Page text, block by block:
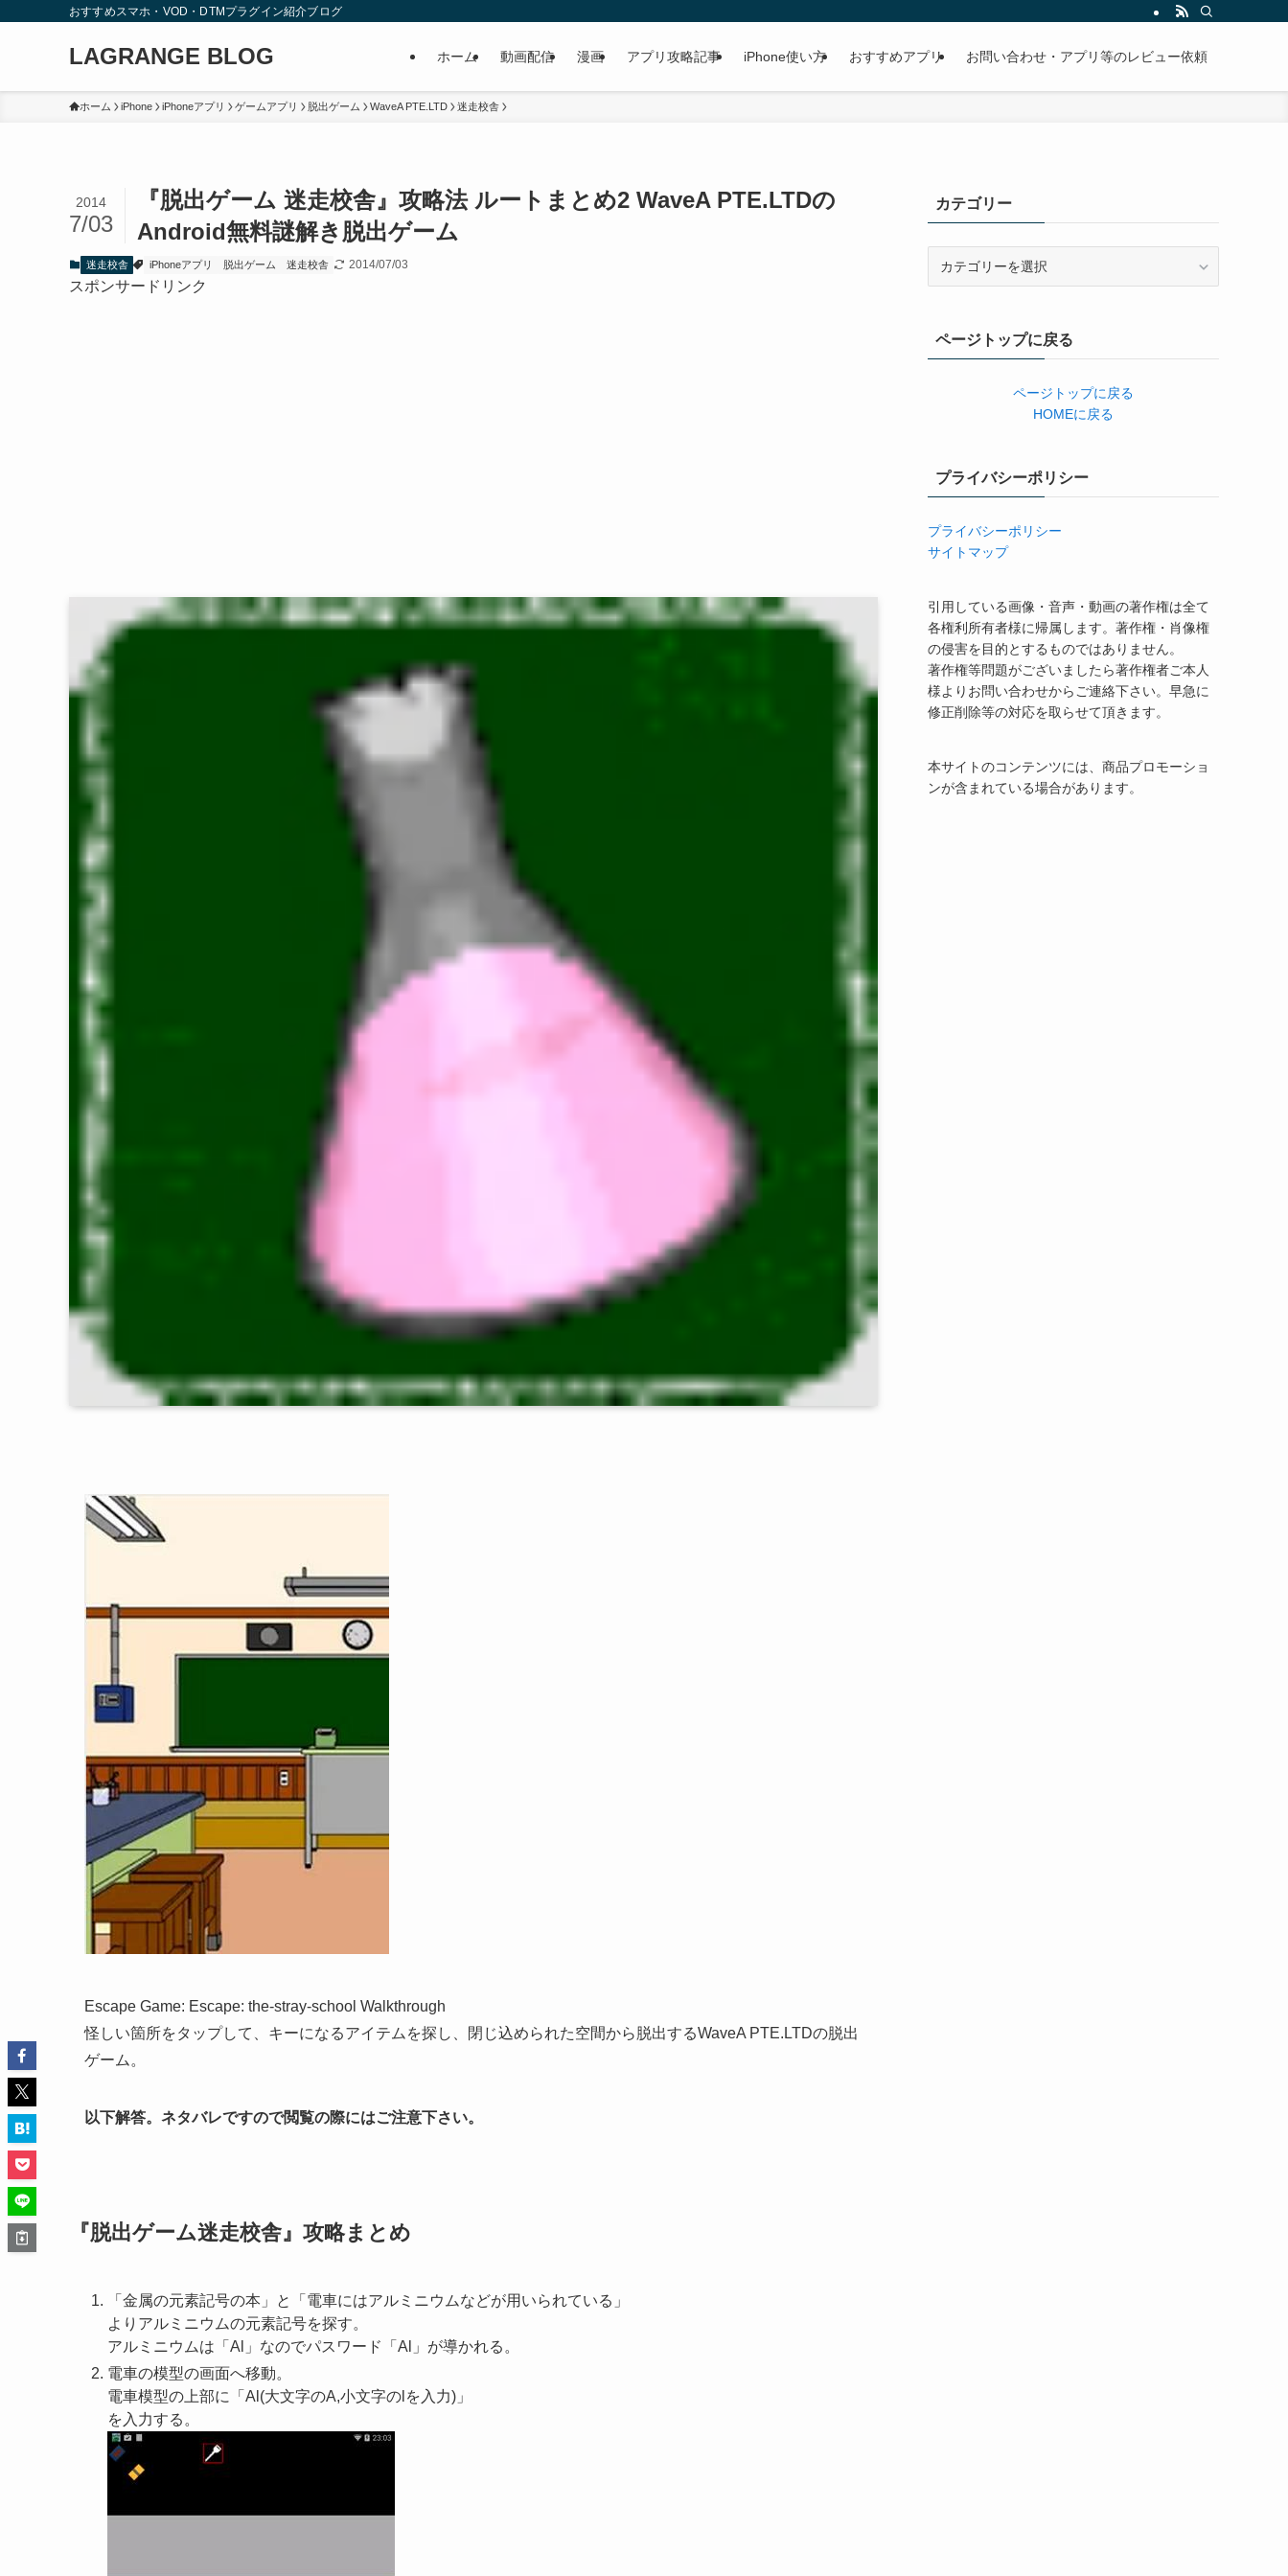
おすすめスマホ・VOD・DTMプラグイン紹介ブログ
LAGRANGE BLOG ホーム 動画配信 漫画 アプリ攻略記事 iPhone使い方 おすすめアプリ お問い合わせ・アプリ等のレビュー依頼
ホーム iPhone iPhoneアプリ ゲームアプリ 脱出ゲーム WaveA PTE.LTD 迷走校舎
『脱出ゲーム 迷走校舎』攻略法 ルートまとめ2 WaveA PTE.LTDの
Android無料謎解き脱出ゲーム
2014
7/03
迷走校舎 iPhoneアプリ 脱出ゲーム 迷走校舎 2014/07/03
スポンサードリンク
Escape Game: Escape: the-stray-school Walkthrough
怪しい箇所をタップして、キーになるアイテムを探し、閉じ込められた空間から脱出するWaveA PTE.LTDの脱出
ゲーム。
以下解答。ネタバレですので閲覧の際にはご注意下さい。
『脱出ゲーム迷走校舎』攻略まとめ
「金属の元素記号の本」と「電車にはアルミニウムなどが用いられている」
よりアルミニウムの元素記号を探す。
アルミニウムは「Al」なのでパスワード「Al」が導かれる。
電車の模型の画面へ移動。
電車模型の上部に「Al(大文字のA,小文字のlを入力)」
を入力する。
カテゴリー
ーページトップに戻る
ページトップに戻る
HOMEに戻る
プライバシーポリシー
プライバシーポリシー
サイトマップ
引用している画像・音声・動画の著作権は全て
各権利所有者様に帰属します。著作権・肖像権
の侵害を目的とするものではありません。
著作権等問題がございましたら著作権者ご本人
様よりお問い合わせからご連絡下さい。早急に
修正削除等の対応を取らせて頂きます。
本サイトのコンテンツには、商品プロモーショ
ンが含まれている場合があります。